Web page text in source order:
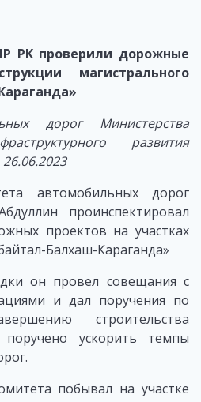
РК проверили дорожные
магистрального
дорог Министерства
развития
автомобильных дорог
проинспектировал
проектов на участках
Балхаш-Караганда»
он провел совещания с
и дал поручения по
строительства
ускорить темпы
побывал на участке